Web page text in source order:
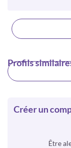
Profils
Créer un
Être